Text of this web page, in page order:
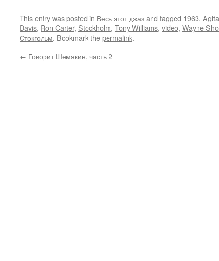
This entry was posted in Весь этот джазand tagged 1963,
Davis, Ron Carter, Stockholm, Tony Williams, video, Wayne
Стокгольм. Bookmark thepermalink.
← Говорит Шемякин, часть 2